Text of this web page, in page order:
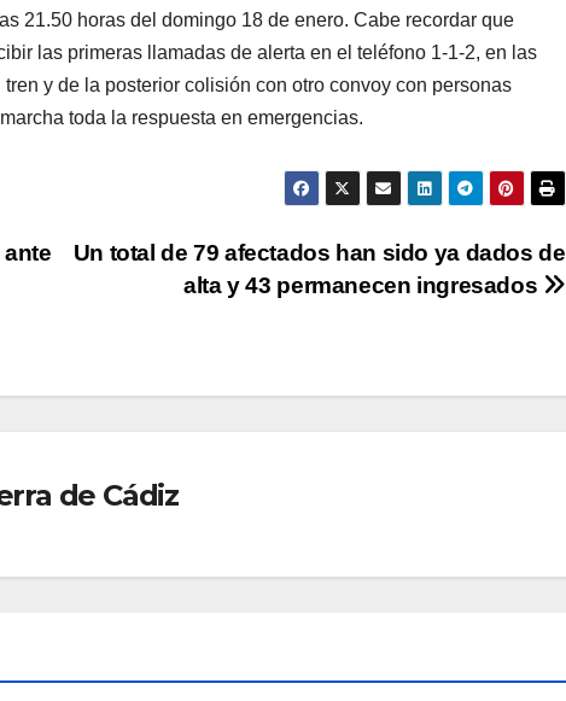
21.50 horas del domingo 18 de enero. Cabe recordar que
las primeras llamadas de alerta en el teléfono 1-1-2, en las
y de la posterior colisión con otro convoy con personas
toda la respuesta en emergencias.
Un total de 79 afectados han sido ya dados de
alta y 43 permanecen ingresados
de Cádiz